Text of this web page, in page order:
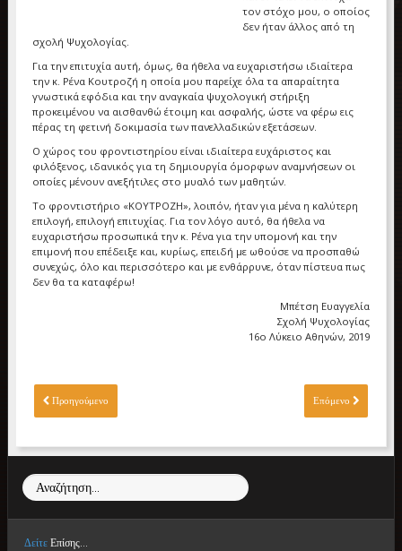
τον στόχο μου, ο οποίος
δεν ήταν άλλος από τη
σχολή Ψυχολογίας.
Για την επιτυχία αυτή, όμως, θα ήθελα να ευχαριστήσω ιδιαίτερα
την κ. Ρένα Κουτροζή η οποία μου παρείχε όλα τα απαραίτητα
γνωστικά εφόδια και την αναγκαία ψυχολογική στήριξη
προκειμένου να αισθανθώ έτοιμη και ασφαλής, ώστε να φέρω εις
πέρας τη φετινή δοκιμασία των πανελλαδικών εξετάσεων.
Ο χώρος του φροντιστηρίου είναι ιδιαίτερα ευχάριστος και
φιλόξενος, ιδανικός για τη δημιουργία όμορφων αναμνήσεων οι
οποίες μένουν ανεξήτιλες στο μυαλό των μαθητών.
Το φροντιστήριο «ΚΟΥΤΡΟΖΗ», λοιπόν, ήταν για μένα η καλύτερη
επιλογή, επιλογή επιτυχίας. Για τον λόγο αυτό, θα ήθελα να
ευχαριστήσω προσωπικά την κ. Ρένα για την υπομονή και την
επιμονή που επέδειξε και, κυρίως, επειδή με ωθούσε να προσπαθώ
συνεχώς, όλο και περισσότερο και με ενθάρρυνε, όταν πίστευα πως
δεν θα τα καταφέρω!
Μπέτση Ευαγγελία
Σχολή Ψυχολογίας
16ο Λύκειο Αθηνών, 2019
Προηγούμενο Επόμενο
Αναζήτηση...
Δείτε Επίσης...